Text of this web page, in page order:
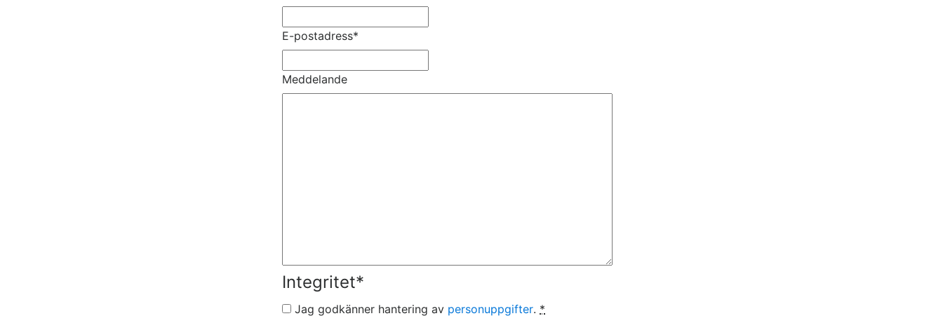
E-postadress*
Meddelande
Integritet*
Jag godkänner hantering av personuppgifter. *